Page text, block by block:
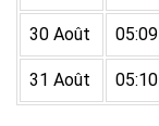
30 Août 05:09
31 Août 05:10